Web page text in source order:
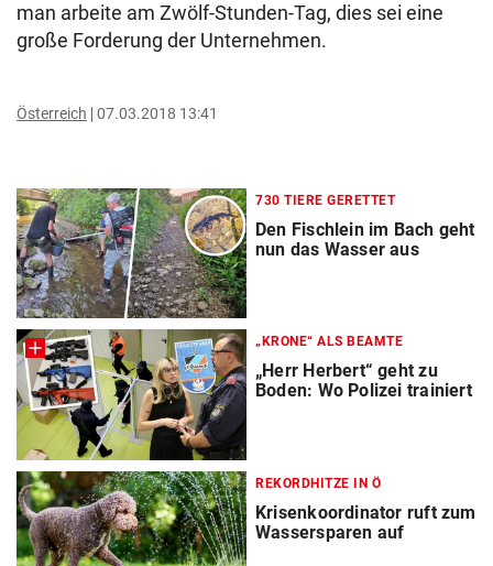
man arbeite am Zwölf-Stunden-Tag, dies sei eine
große Forderung der Unternehmen.
Österreich 07.03.2018 13:41
730 TIERE GERETTET
Den Fischlein im Bach geht
nun das Wasser aus
„KRONE“ ALS BEAMTE
„Herr Herbert“ geht zu
Boden: Wo Polizei trainiert
REKORDHITZE IN Ö
Krisenkoordinator ruft zum
Wassersparen auf